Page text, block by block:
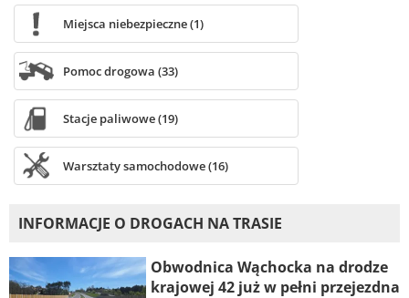
Miejsca niebezpieczne (1)
Pomoc drogowa (33)
Stacje paliwowe (19)
Warsztaty samochodowe (16)
INFORMACJE O DROGACH NA TRASIE
Obwodnica Wąchocka na drodze
krajowej 42 już w pełni przejezdna